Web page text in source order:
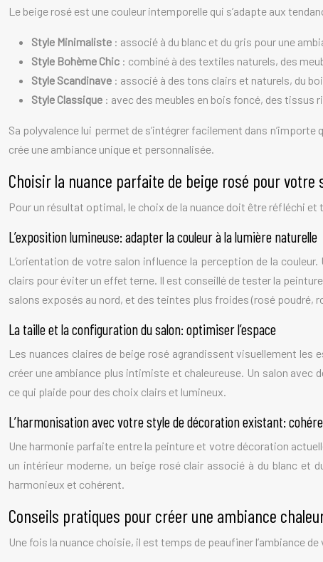
Le beige rosé est une couleur intemporelle qui s’adapte aux
Style Minimaliste : associé à du blanc et du gris pour une
Style Bohème Chic : combiné à des textiles naturels, des
Style Scandinave : associé à des tons clairs et naturels, du
Style Classique : avec des meubles en bois foncé, des
Sa polyvalence lui permet de s’intégrer facilement dans
crée une ambiance unique et personnalisée.
Choisir la nuance parfaite de beige rosé pour votre
Pour un résultat optimal, le choix de la nuance doit être réfléchi
L’exposition lumineuse: adapter la couleur à la lumière naturelle
L’orientation de votre salon influence la perception de la
clairs pour éviter un effet terne. Il est conseillé de tester la
salons exposés au nord, et des teintes plus froides (rosé poudré,
La taille et la configuration du salon: optimiser l’espace
Les nuances claires de beige rosé agrandissent visuellement
créer une ambiance plus intimiste et chaleureuse. Un salon
ce qui plaide pour des choix clairs et lumineux.
L’harmonisation avec votre style de décoration existant:
Une harmonie parfaite entre la peinture et votre décoration
un intérieur moderne, un beige rosé clair associé à du blanc
harmonieux et cohérent.
Conseils pratiques pour créer une ambiance
Une fois la nuance choisie, il est temps de peaufiner l’ambiance